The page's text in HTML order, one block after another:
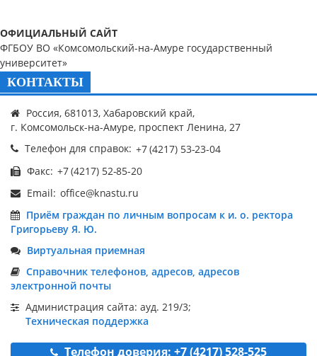
ОФИЦИАЛЬНЫЙ САЙТ
ФГБОУ ВО «Комсомольский-на-Амуре государственный
университет»
КОНТАКТЫ
Россия, 681013, Хабаровский край,
г. Комсомольск-на-Амуре, проспект Ленина, 27
Телефон для справок:
Факс:
Email:
Приём граждан по личным вопросам к и. о. ректора
Григорьеву Я. Ю.
Виртуальная приемная
Справочник телефонов, адресов, адресов
электронной почты
Администрация сайта: ауд. 219/3;
Техническая поддержка
Телефон доверия: +7 (4217) 528-525